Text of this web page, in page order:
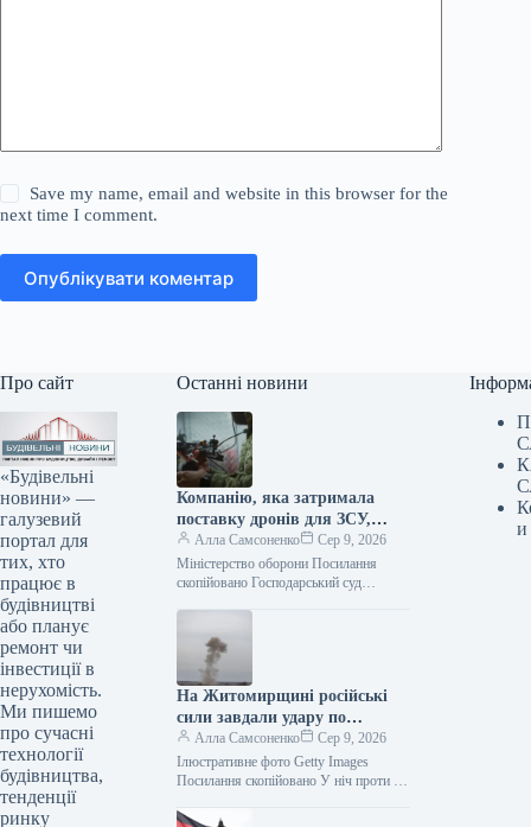
Save my name, email and website in this browser for the
next time I comment.
Опублікувати коментар
Про сайт
«Будівельні
новини» —
галузевий
портал для
тих, хто
працює в
будівництві
або планує
ремонт чи
інвестиції в
нерухомість.
Ми пишемо
про сучасні
технології
будівництва,
тенденції
ринку
Останні новини
Компанію, яка затримала
поставку дронів для ЗСУ,
оштрафували на 25
мільйонів.
Алла Самсоненко
Сер 9, 2026
Міністерство оборони Посилання
скопійовано Господарський суд
на користь ДП Міністерства оборони…
На Житомирщині російські
сили завдали удару по
компанії з німецькими
інвестиціями
Алла Самсоненко
Сер 9, 2026
Ілюстративне фото Getty Images
Посилання скопійовано У ніч проти 9
зафіксовані влучання та
и